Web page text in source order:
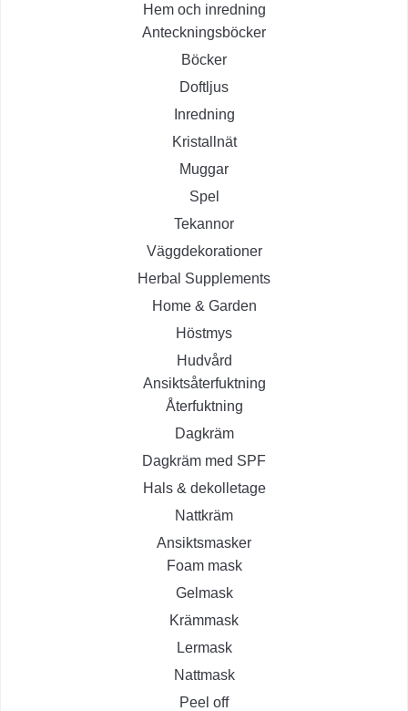
Hem och inredning
Anteckningsböcker
Böcker
Doftljus
Inredning
Kristallnät
Muggar
Spel
Tekannor
Väggdekorationer
Herbal Supplements
Home & Garden
Höstmys
Hudvård
Ansiktsåterfuktning
Återfuktning
Dagkräm
Dagkräm med SPF
Hals & dekolletage
Nattkräm
Ansiktsmasker
Foam mask
Gelmask
Krämmask
Lermask
Nattmask
Peel off